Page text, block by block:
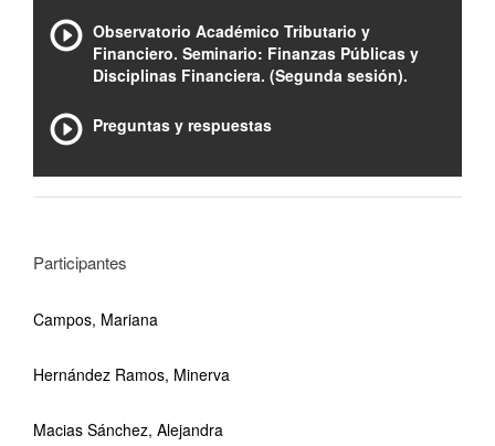
Observatorio Académico Tributario y
Financiero. Seminario: Finanzas Públicas y
Disciplinas Financiera. (Segunda sesión).
Preguntas y respuestas
Participantes
Campos, Mariana
Hernández Ramos, Minerva
Macias Sánchez, Alejandra